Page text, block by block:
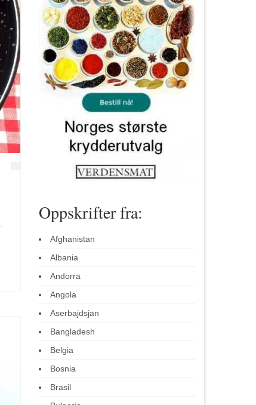
Oppskrifter fra:
Afghanistan
Albania
Andorra
Angola
Aserbajdsjan
Bangladesh
Belgia
Bosnia
Brasil